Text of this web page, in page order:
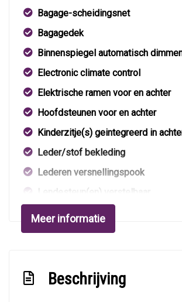
Bagage-scheidingsnet
Bagagedek
Binnenspiegel automatisch
Electronic climate control
Elektrische ramen voor en achter
Hoofdsteunen voor en achter
Kinderzitje(s) geintegreerd in
Leder/stof bekleding
Lederen versnellingspook
Lendesteun(en) verstelbaar
Middenarmsteun voor
Stuur leder
Stuurbekrachtiging
Voorstoelen in hoogte verstelbaar
Meer informatie
Beschrijving